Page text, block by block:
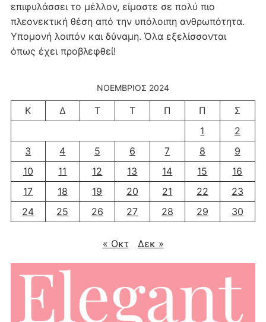
επιφυλάσσει το μέλλον, είμαστε σε πολύ πιο
πλεονεκτική θέση από την υπόλοιπη ανθρωπότητα.
Υπομονή λοιπόν και δύναμη. Όλα εξελίσσονται
όπως έχει προβλεφθεί!
ΝΟΈΜΒΡΙΟΣ 2024
Κ Δ Τ Τ Π Π
Σ
1
2
3
4 5 6 7 8
9
10
11 12 13 14 15
16
17
18 19 20 21 22
23
24
25 26 27 28 29 30
« Οκτ Δεκ »